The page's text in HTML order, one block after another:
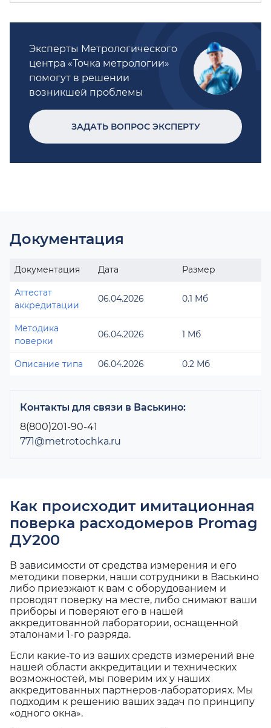
Эксперты Метрологического
центра «Точка метрологии»
помогут в решении
возникшей проблемы
ЗАДАТЬ ВОПРОС ЭКСПЕРТУ
Документация
Документация Дата Размер
Аттестат
аккредитации
06.04.2026 0.1 Мб
Методика
поверки
06.04.2026 1 Мб
Описание типа 06.04.2026 0.2 Мб
Контакты для связи в Васькино:
8(800)201-90-41
771@metrotochka.ru
Как происходит имитационная
поверка расходомеров Promag
ДУ200
В зависимости от средства измерения и его
методики поверки, наши сотрудники в Васькино
либо приезжают к вам с оборудованием и
проводят поверку на месте, либо снимают ваши
приборы и поверяют его в нашей
аккредитованной лаборатории, оснащенной
эталонами 1-го разряда.
Если какие-то из ваших средств измерений вне
нашей области аккредитации и технических
возможностей, мы поверим их у наших
аккредитованных партнеров-лабораториях. Мы
подходим к решению ваших задач по принципу
«одного окна».